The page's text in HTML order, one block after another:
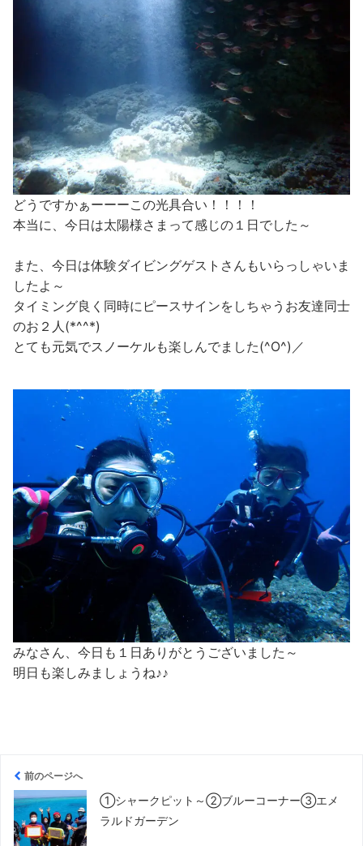
どうですかぁーーーこの光具合い！！！！
本当に、今日は太陽様さまって感じの１日でした～
また、今日は体験ダイビングゲストさんもいらっしゃいま
したよ～
タイミング良く同時にピースサインをしちゃうお友達同士
のお２人(*^^*)
とても元気でスノーケルも楽しんでました(^O^)／
みなさん、今日も１日ありがとうございました～
明日も楽しみましょうね♪♪
前のページへ
①シャークピット～②ブルーコーナー③エメ
ラルドガーデン